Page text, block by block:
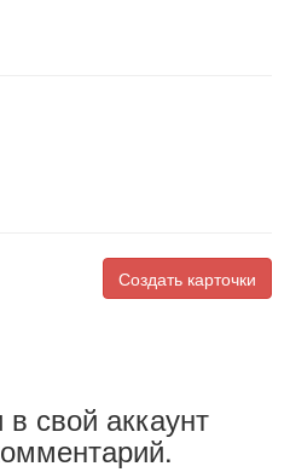
Создать карточки
свой аккаунт